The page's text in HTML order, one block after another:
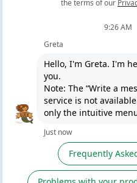
Encuentra nuestro
TE PUEDE
El blog
Servicio
Catálogo